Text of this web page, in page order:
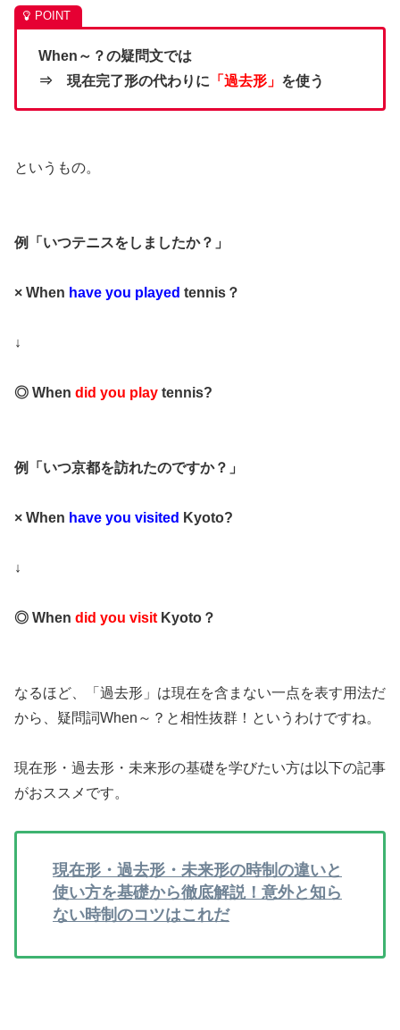
When～？の疑問文では
⇒ 現在完了形の代わりに 「過去形」 を使う
というもの。
例「いつテニスをしましたか？」
× When have you played tennis？
↓
◎ When did you play tennis?
例「いつ京都を訪れたのですか？」
× When have you visited Kyoto?
↓
◎ When did you visit Kyoto？
なるほど、「過去形」は現在を含まない一点を表す用法だ
から、疑問詞When～？と相性抜群！というわけですね。
現在形・過去形・未来形の基礎を学びたい方は以下の記事
がおススメです。
現在形・過去形・未来形の時制の違いと
使い方を基礎から徹底解説！意外と知ら
ない時制のコツはこれだ